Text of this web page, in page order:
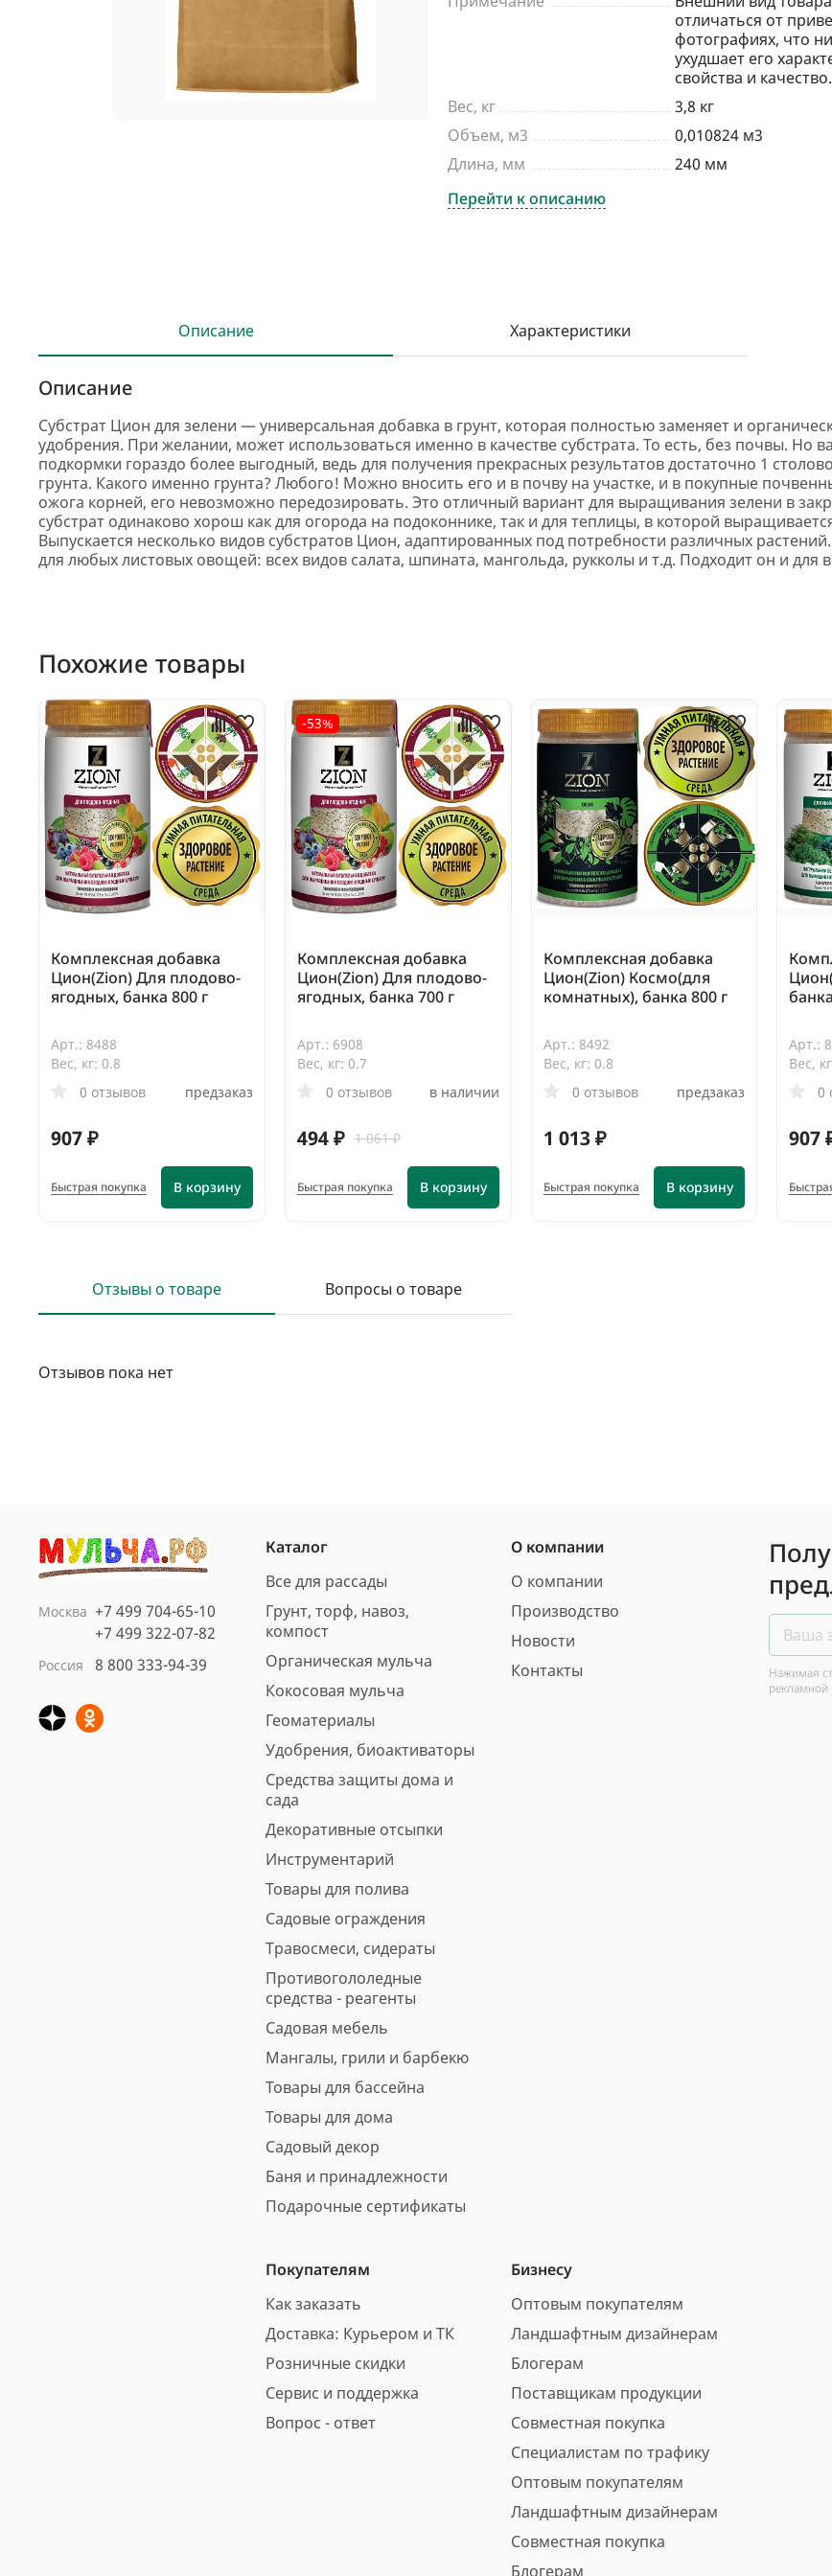
отличаться от
фотографиях, что
ухудшает его
свойства и качество.
Вес, кг
3,8 кг
Объем, м3
0,010824 м3
Длина, мм
240 мм
Перейти к описанию
Описание Характеристики
Описание
Субстрат Цион для зелени — универсальная добавка в грунт, которая полностью заменяет и
удобрения. При желании, может использоваться именно в качестве субстрата. То есть, без почвы. Но
подкормки гораздо более выгодный, ведь для получения прекрасных результатов достаточно 1
грунта. Какого именно грунта? Любого! Можно вносить его и в почву на участке, и в покупные
ожога корней, его невозможно передозировать. Это отличный вариант для выращивания зелени в
субстрат одинаково хорош как для огорода на подоконнике, так и для теплицы, в которой
Выпускается несколько видов субстратов Цион, адаптированных под потребности различных
для любых листовых овощей: всех видов салата, шпината, мангольда, рукколы и т.д. Подходит он и для
Похожие товары
Комплексная добавка
Цион(Zion) Для плодово-
ягодных, банка 800 г
Арт.: 8488
Вес, кг: 0.8
0 отзывов
предзаказ
907 ₽
В корзину
Быстрая покупка
-53%
Комплексная добавка
Цион(Zion) Для плодово-
ягодных, банка 700 г
Арт.: 6908
Вес, кг: 0.7
0 отзывов
в наличии
494 ₽ 1 061 ₽
В корзину
Быстрая покупка
Комплексная добавка
Цион(Zion) Космо(для
комнатных), банка 800 г
Арт.: 8492
Вес, кг: 0.8
0 отзывов
предзаказ
1 013 ₽
В корзину
Быстрая покупка
Арт.:
Вес,
0
907
Отзывы о товаре Вопросы о товаре
Отзывов пока нет
Москва +7 499 704-65-10
+7 499 322-07-82
Россия 8 800 333-94-39
Каталог
Все для рассады
Грунт, торф, навоз,
компост
Органическая мульча
Кокосовая мульча
Геоматериалы
Удобрения, биоактиваторы
Средства защиты дома и
сада
Декоративные отсыпки
Инструментарий
Товары для полива
Садовые ограждения
Травосмеси, сидераты
Противогололедные
средства - реагенты
Садовая мебель
Мангалы, грили и барбекю
Товары для бассейна
Товары для дома
Садовый декор
Баня и принадлежности
Подарочные сертификаты
О компании
О компании
Производство
Новости
Контакты
Покупателям
Как заказать
Доставка: Курьером и ТК
Розничные скидки
Сервис и поддержка
Вопрос - ответ
Бизнесу
Оптовым покупателям
Ландшафтным дизайнерам
Блогерам
Поставщикам продукции
Совместная покупка
Специалистам по трафику
Оптовым покупателям
Ландшафтным дизайнерам
Совместная покупка
Блогерам
Нажимая
рекламной